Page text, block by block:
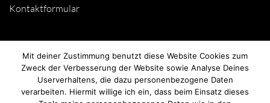
Kontaktformular
Mit deiner Zustimmung benutzt diese Website Cookies zum
Zweck der Verbesserung der Website sowie Analyse Deines
Userverhaltens, die dazu personenbezogene Daten
verarbeiten. Hiermit willige ich ein, dass beim Einsatz dieses